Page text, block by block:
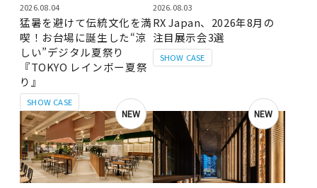
SHOW CASE
2026.08.04
猛暑を避けて伝統文化を満
喫！お台場に誕生した“涼
しい”デジタル夏祭り
『TOKYO レインボー夏祭
り』
SHOW CASE
2026.08.03
RX Japan、2026年8月の
注目展示会3選
NEW NEW